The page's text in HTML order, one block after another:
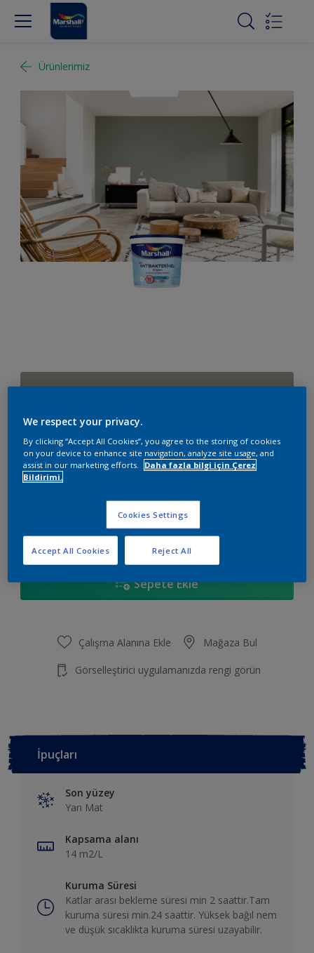
Ürünlerimiz
J2.04.59
Boyut
2,5 L 15 L
Hesapla
Sepete Ekle
Çalışma Alanına Ekle Mağaza Bul
Görselleştirici uygulamanızda rengi görün
İpuçları
Son yüzey
Yarı Mat
Kapsama alanı
14 m2/L
Kuruma Süresi
Katlar arası bekleme süresi min 2 saattir.Tam
kuruma süresi min.24 saattir. Yüksek bağıl nem
ve düşük sıcaklıkta kuruma süresi uzayabilir.
We respect your privacy.
By clicking “Accept All Cookies”, you agree to the storing of cookies
on your device to enhance site navigation, analyze site usage, and
assist in our marketing efforts.
Daha fazla bilgi için Çerez
Bildirimi.
Cookies Settings
Reject All
Accept All Cookies